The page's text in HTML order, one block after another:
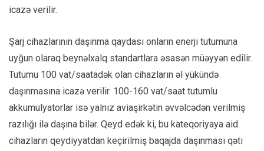
icazə verilir.
Şarj cihazlarının daşınma qaydası onların enerji tutumuna
uyğun olaraq beynəlxalq standartlara əsasən müəyyən edilir.
Tutumu 100 vat/saatadək olan cihazların əl yükündə
daşınmasına icazə verilir. 100-160 vat/saat tutumlu
akkumulyatorlar isə yalnız aviaşirkətin əvvəlcədən verilmiş
razılığı ilə daşına bilər. Qeyd edək ki, bu kateqoriyaya aid
cihazların qeydiyyatdan keçirilmiş baqajda daşınması qəti